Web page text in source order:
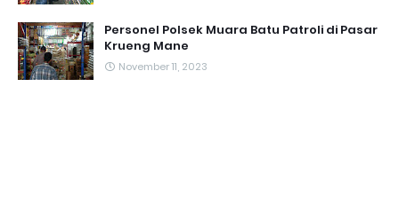
Personel Polsek Muara Batu Patroli di Pasar
Krueng Mane
November 11, 2023